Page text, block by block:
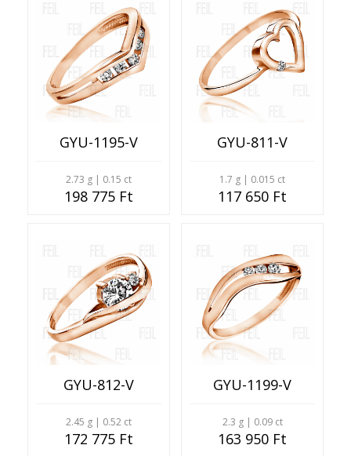
GYU-1195-V
2.73 g | 0.15 ct
198 775 Ft
GYU-811-V
1.7 g | 0.015 ct
117 650 Ft
GYU-812-V
2.45 g | 0.52 ct
172 775 Ft
GYU-1199-V
2.3 g | 0.09 ct
163 950 Ft